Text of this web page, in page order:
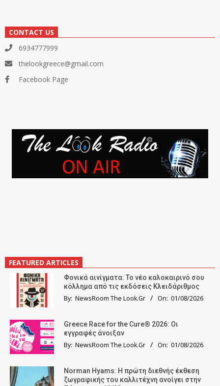
CONTACT US
6934777999
thelookgreece@gmail.com
Facebook Page
FEATURED ARTICLES
Φονικά αινίγματα: Το νέο καλοκαιρινό σου
κόλλημα από τις εκδόσεις Κλειδάριθμος
By: NewsRoom The Look.Gr On: 01/08/2026
Greece Race for the Cure® 2026: Οι
εγγραφές άνοιξαν
By: NewsRoom The Look.Gr On: 01/08/2026
Norman Hyams: Η πρώτη διεθνής έκθεση
ζωγραφικής του καλλιτέχνη ανοίγει στην